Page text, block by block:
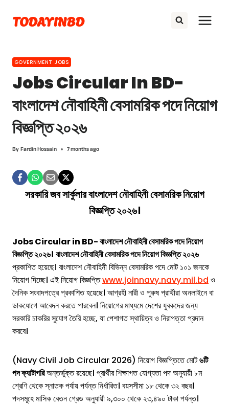
content
TODAYINBD
GOVERNMENT JOBS
Jobs Circular In BD-
বাংলাদেশ নৌবাহিনী বেসামরিক পদে নিয়োগ
বিজ্ঞপ্তি ২০২৬
ByFardin Hossain 7 months ago
সরকারি জব সার্কুলার বাংলাদেশ নৌবাহিনী বেসামরিক নিয়োগ
বিজ্ঞপ্তি ২০২৬।
Jobs Circular in BD- বাংলাদেশ নৌবাহিনী বেসামরিক পদে নিয়োগ
বিজ্ঞপ্তি ২০২৬। বাংলাদেশ নৌবাহিনী বেসামরিক পদে নিয়োগ বিজ্ঞপ্তি ২০২৬
প্রকাশিত হয়েছে। বাংলাদেশ নৌবাহিনী বিভিন্ন বেসামরিক পদে মোট ১০১ জনকে
নিয়োগ দিচ্ছে। এই নিয়োগ বিজ্ঞপ্তিwww.joinnavy.navy.mil.bd ও
দৈনিক সংবাদপত্রে প্রকাশিত হয়েছে। আগ্রহী নারী ও পুরুষ প্রার্থীরা অনলাইনে বা
ডাকযোগে আবেদন করতে পারবেন। নিয়োগের মাধ্যমে দেশের যুবকদের জন্য
সরকারি চাকরির সুযোগ তৈরি হচ্ছে, যা পেশাগত স্থায়িত্ব ও নিরাপত্তা প্রদান
করবে।
(Navy Civil Job Circular 2026) নিয়োগ বিজ্ঞপ্তিতে মোট৬টি
পদ ক্যাটাগরিঅন্তর্ভুক্ত রয়েছে। প্রার্থীর শিক্ষাগত যোগ্যতা পদ অনুযায়ী ৮ম
শ্রেণি থেকে স্নাতক পর্যায় পর্যন্ত নির্ধারিত। বয়সসীমা ১৮ থেকে ৩২ বছর।
পদসমূহে মাসিক বেতন গ্রেড অনুযায়ী ৯,৩০০ থেকে ২৩,৪৯০ টাকা পর্যন্ত।